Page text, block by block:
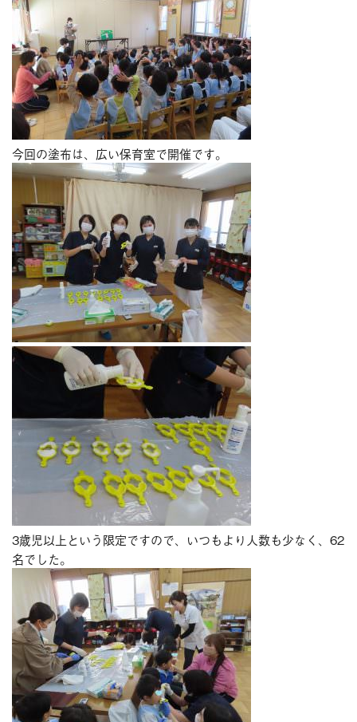
今回の塗布は、広い保育室で開催です。
3歳児以上という限定ですので、いつもより人数も少なく、62
名でした。